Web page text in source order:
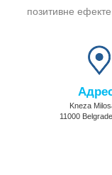
позитивне
Kneza
11000